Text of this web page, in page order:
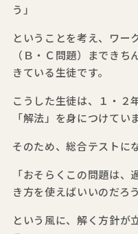
う」
ということを考え、ワー
（Ｂ・Ｃ問題）までき
きている生徒です。
こうした生徒は、１・２
「解法」を身につけてい
そのため、総合テストに
「おそらくこの問題は
き方を使えばいいのだろう
という風に、解く方針が